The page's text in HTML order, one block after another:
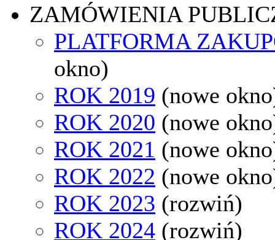
ZAMÓWIENIA
PLATFORMA
okno)
ROK 2019 (nowe
ROK 2020 (nowe
ROK 2021 (nowe
ROK 2022 (nowe
ROK 2023 (rozwiń)
ROK 2024 (rozwiń)